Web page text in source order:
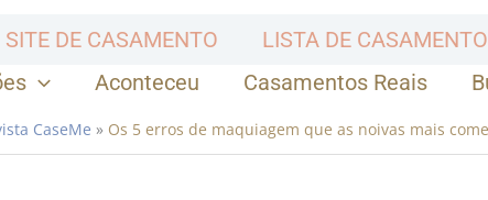
SITE DE CASAMENTO
LISTA DE CASAMENTO
Aconteceu Casamentos Reais
CaseMe » Os 5 erros de maquiagem que as noivas mais